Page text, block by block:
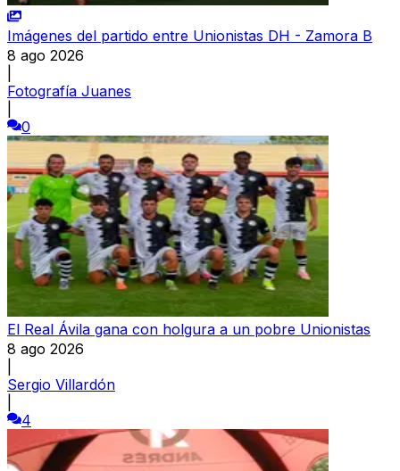
Imágenes del partido entre Unionistas DH - Zamora B
8 ago 2026
Fotografía Juanes
0
El Real Ávila gana con holgura a un pobre Unionistas
8 ago 2026
Sergio Villardón
4